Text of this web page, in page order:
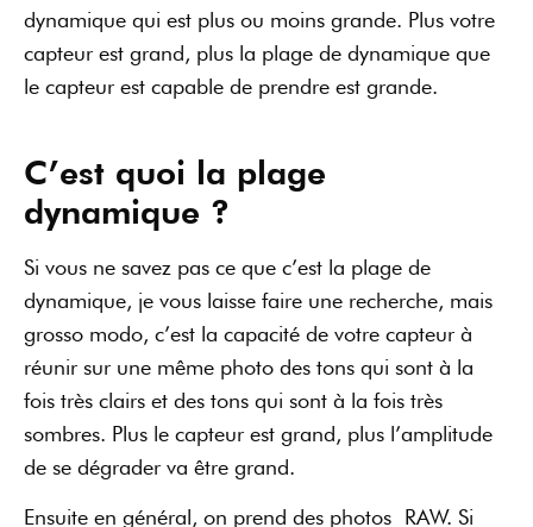
dynamique qui est plus ou moins grande. Plus votre
capteur est grand, plus la plage de dynamique que
le capteur est capable de prendre est grande.
C’est quoi la plage
dynamique ?
Si vous ne savez pas ce que c’est la plage de
dynamique, je vous laisse faire une recherche, mais
grosso modo, c’est la capacité de votre capteur à
réunir sur une même photo des tons qui sont à la
fois très clairs et des tons qui sont à la fois très
sombres. Plus le capteur est grand, plus l’amplitude
de se dégrader va être grand.
Ensuite en général, on prend des photos RAW. Si